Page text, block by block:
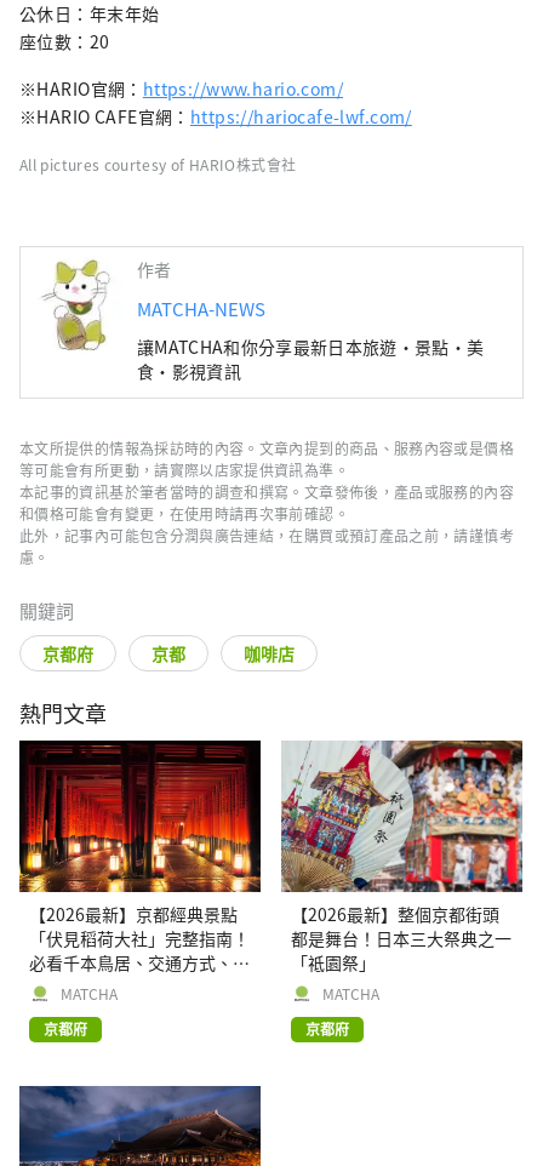
公休日：年末年始
座位數：20
※HARIO官網： https://www.hario.com/
※HARIO CAFE官網： https://hariocafe-lwf.com/
All pictures courtesy of HARIO株式會社
作者
MATCHA-NEWS
讓MATCHA和你分享最新日本旅遊・景點・美
食・影視資訊
本文所提供的情報為採訪時的內容。文章內提到的商品、服務內容或是價格
等可能會有所更動，請實際以店家提供資訊為準。
本記事的資訊基於筆者當時的調查和撰寫。文章發佈後，產品或服務的內容
和價格可能會有變更，在使用時請再次事前確認。
此外，記事內可能包含分潤與廣告連結，在購買或預訂產品之前，請謹慎考
慮。
關鍵詞
京都府 京都 咖啡店
熱門文章
【2026最新】京都經典景點
「伏見稻荷大社」完整指南！
必看千本鳥居、交通方式、周
邊逛街景點
MATCHA
京都府
【2026最新】整個京都街頭
都是舞台！日本三大祭典之一
「祗園祭」
MATCHA
京都府